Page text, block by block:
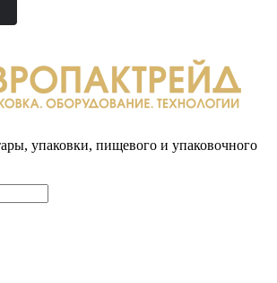
упаковки, пищевого и упаковочного